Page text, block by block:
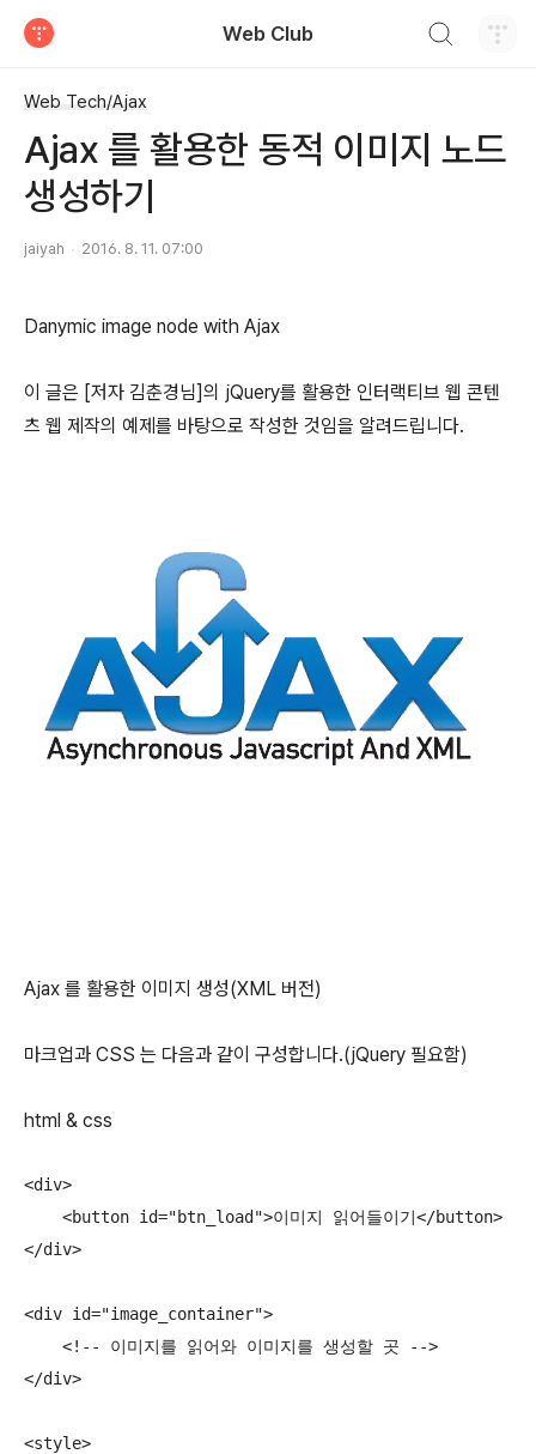
Web Club
Web Tech/Ajax
Ajax 를 활용한 동적 이미지 노드
생성하기
jaiyah 2016. 8. 11. 07:00
Danymic image node with Ajax
이 글은 [저자 김춘경님]의 jQuery를 활용한 인터랙티브 웹 콘텐
츠 웹 제작의 예제를 바탕으로 작성한 것임을 알려드립니다.
Ajax 를 활용한 이미지 생성(XML 버전)
마크업과 CSS 는 다음과 같이 구성합니다.(jQuery 필요함)
html & css
<div>
    <button id="btn_load">이미지 읽어들이기</button>
</div>
<div id="image_container">
    <!-- 이미지를 읽어와 이미지를 생성할 곳 -->
</div>
<style>